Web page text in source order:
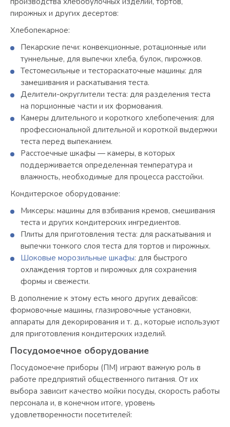
пирожных и других десертов:
Хлебопекарное:
Пекарские печи: конвекционные, ротационные или
туннельные, для выпечки хлеба, булок, пирожков.
Тестомесильные и тестораскаточные машины: для
замешивания и раскатывания теста.
Делители-округлители теста: для разделения теста
на порционные части и их формования.
Камеры длительного и короткого хлебопечения: для
профессиональной длительной и короткой выдержки
теста перед выпеканием.
Расстоечные шкафы — камеры, в которых
поддерживается определенная температура и
влажность, необходимые для процесса расстойки.
Кондитерское оборудование:
Миксеры: машины для взбивания кремов, смешивания
теста и других кондитерских ингредиентов.
Плиты для приготовления теста: для раскатывания и
выпечки тонкого слоя теста для тортов и пирожных.
Шоковые морозильные шкафы: для быстрого
охлаждения тортов и пирожных для сохранения
формы и свежести.
В дополнение к этому есть много других девайсов:
формовочные машины, глазировочные установки,
аппараты для декорирования и т. д., которые используют
для приготовления кондитерских изделий.
Посудомоечное оборудование
Посудомоечне приборы (ПМ) играют важную роль в
работе предприятий общественного питания. От их
выбора зависит качество мойки посуды, скорость работы
персонала и, в конечном итоге, уровень
удовлетворенности посетителей: